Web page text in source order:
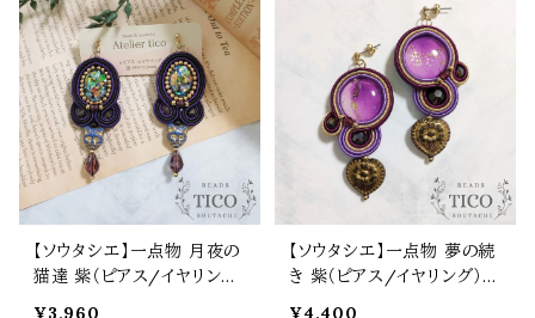
【ソウタシエ】一点物 月夜の
猫達 紫（ピアス/イヤリン
¥3,960
【ソウタシエ】一点物 夢の続
き 紫（ピアス/イヤリング）母
¥4,400